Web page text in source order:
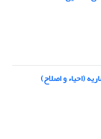
(احیاء و اصلاح)